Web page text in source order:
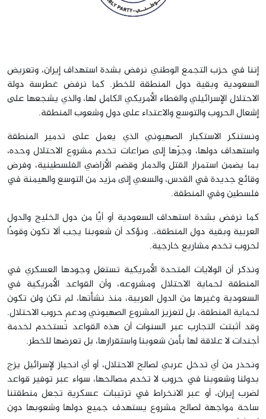
إننا في حزب التجمع الوطني نرفض بشدة استهداف إيران، وتعريض
السعودية وبقية دول المنطقة للخطر. كما نرفض غطرسة دولة
الاحتلال الإسرائيلي والغطاء الأمريكي الكامل لها، والذي يشجعها على
إشعال الحروب والتوسع والاعتداء على دول وشعوب المنطقة.
ونستنكر الاستكبار الصهيوني الذي يعمل على تدمير المنطقة
واستهداف دولها، وجرّها إلى صراعات تخدم مشروع الاحتلال وحده،
بما يضمن استمرار القتل والدمار وقضم الأراضي الفلسطينية، وفرض
وقائع جديدة في القدس، والسعي إلى مزيد من التوسع والهيمنة في
فلسطين وفي المنطقة.
كما نرفض بشدة استهداف السعودية أو أيًا من دول الخليج والدول
العربية وبقية دول المنطقة،. ونؤكد أن شعوبنا يجب ألا تكون وقودًا
لحروب تخدم مشاريع خارجية.
ونذكر أن الولايات المتحدة الأمريكية تستغل وجودها العسكري في
المنطقة لحماية الاحتلال ومشروعه، وأن القواعد الأمريكية في
السعودية وغيرها من الدول العربية، منذ نشأتها، لم تكن ولن تكون
لحماية المنطقة، بل لتعزيز المشروع الصهيوني ودعم حروب الاحتلال.
وقد أثبتت التجارب عبر السنوات أن هذه القواعد تُستخدم لخدمة
أجندات لا علاقة لها بأمن شعوبنا واستقرارها، بل تعرضها للخطر.
ونحذر من أي تدخل عربي لصالح الاحتلال، أو أي انحياز لإسرائيل يزج
بدولنا وشعوبنا في حروب لا تخدم مصالحها، سواء عبر توفير قواعد
لضرب إيران، أو عبر الانخراط في ترتيبات عسكرية تجعل منطقتنا
ساحة مواجهة لصالح مشروع يستهدف جميع دولها وشعوبها دون